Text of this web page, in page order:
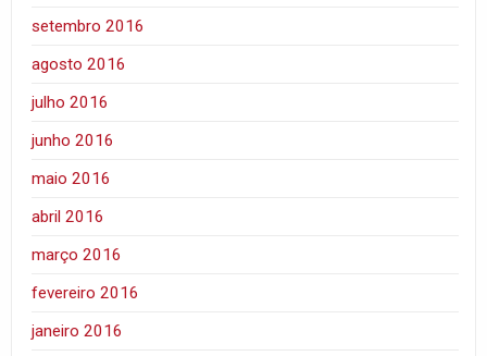
setembro 2016
agosto 2016
julho 2016
junho 2016
maio 2016
abril 2016
março 2016
fevereiro 2016
janeiro 2016